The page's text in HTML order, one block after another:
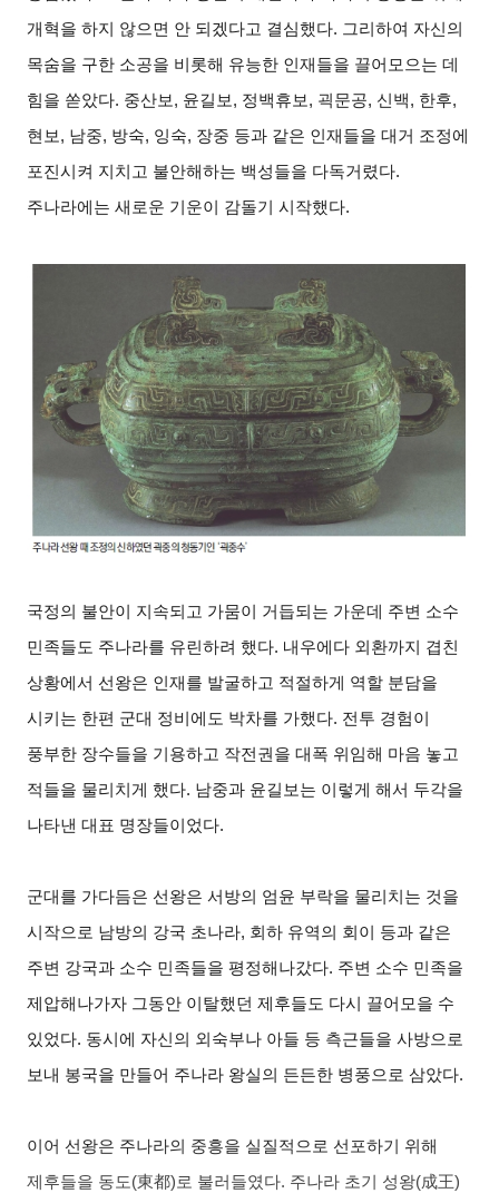
개혁을 하지 않으면 안 되겠다고 결심했다. 그리하여 자신의
목숨을 구한 소공을 비롯해 유능한 인재들을 끌어모으는 데
힘을 쏟았다. 중산보, 윤길보, 정백휴보, 괵문공, 신백, 한후,
현보, 남중, 방숙, 잉숙, 장중 등과 같은 인재들을 대거 조정에
포진시켜 지치고 불안해하는 백성들을 다독거렸다.
주나라에는 새로운 기운이 감돌기 시작했다.
국정의 불안이 지속되고 가뭄이 거듭되는 가운데 주변 소수
민족들도 주나라를 유린하려 했다. 내우에다 외환까지 겹친
상황에서 선왕은 인재를 발굴하고 적절하게 역할 분담을
시키는 한편 군대 정비에도 박차를 가했다. 전투 경험이
풍부한 장수들을 기용하고 작전권을 대폭 위임해 마음 놓고
적들을 물리치게 했다. 남중과 윤길보는 이렇게 해서 두각을
나타낸 대표 명장들이었다.
군대를 가다듬은 선왕은 서방의 엄윤 부락을 물리치는 것을
시작으로 남방의 강국 초나라, 회하 유역의 회이 등과 같은
주변 강국과 소수 민족들을 평정해나갔다. 주변 소수 민족을
제압해나가자 그동안 이탈했던 제후들도 다시 끌어모을 수
있었다. 동시에 자신의 외숙부나 아들 등 측근들을 사방으로
보내 봉국을 만들어 주나라 왕실의 든든한 병풍으로 삼았다.
이어 선왕은 주나라의 중흥을 실질적으로 선포하기 위해
제후들을 동도(東都)로 불러들였다. 주나라 초기 성왕(成王)